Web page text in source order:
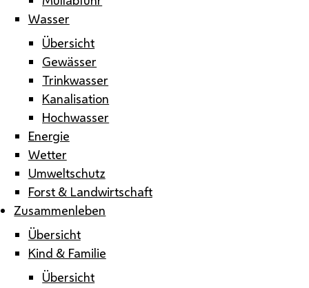
Wasser
Übersicht
Gewässer
Trinkwasser
Kanalisation
Hochwasser
Energie
Wetter
Umweltschutz
Forst & Landwirtschaft
Zusammenleben
Übersicht
Kind & Familie
Übersicht